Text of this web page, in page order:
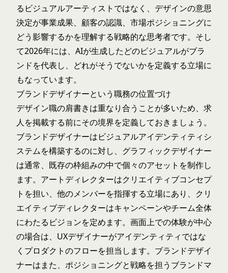
るビジュアルアーティストではなく、デザインの意思
決定が事業成果、顧客の認識、市場ポジショニングに
どう影響するかを理解する戦略的な思考者です。そし
て2026年には、AIが生成したどのビジュアルがブラ
ンドを代表し、どれがそうでないかを定義する立場に
もなっています。
ブランドデザイナーという職務の位置づけ
デザイン職の肩書きは重なり合うことが多いため、求
人を掲載する前にその境界を定義しておきましょう。
ブランドデザイナーはビジュアルアイデンティティシ
ステムを構築するのに対し、 グラフィックデザイナー
は通常、既存の枠組みの中で個々のアセットを制作し
ます。 アートディレクターはクリエイティブコンセプ
トを担い、他のメンバーを指揮する立場にあり、 クリ
エイティブディレクターはキャンペーンやチーム全体
にわたるビジョンを定めます。画面上での体験が中心
の場合は、 UXデザイナーがアイデンティティではな
くプロダクトのフローを担当します。ブランドデザイ
ナーはまた、ポジショニングと戦略を担う ブランドマ